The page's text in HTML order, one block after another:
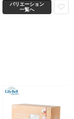
バリエーション
一覧へ